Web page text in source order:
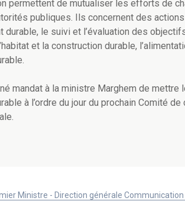
permettent de mutualiser les efforts de
publiques. Ils concernent des
le suivi et l’évaluation des
et la construction durable,
mandat à la ministre Marghem de
à l’ordre du jour du prochain Comité
Ministre - Direction générale